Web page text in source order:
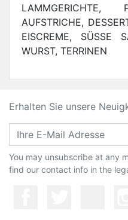
LAMMGERICHTE,
AUFSTRICHE,
EISCREME, SÜSSE
WURST, TERRINEN
Erhalten Sie unsere
You may unsubscribe at any
find our contact info in the